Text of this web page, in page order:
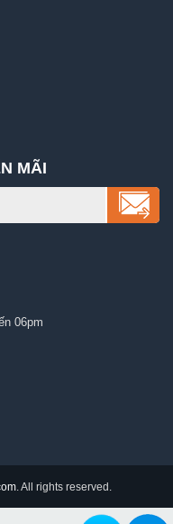
MÃI
06pm
. All rights reserved.